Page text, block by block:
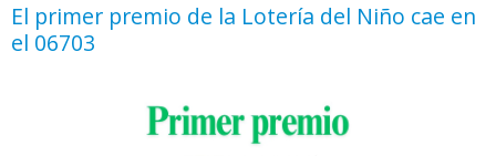
El primer premio de la Lotería del Niño cae en
el 06703